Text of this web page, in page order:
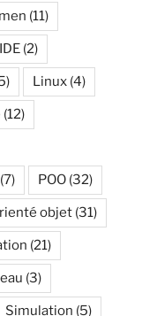
(11)
IDE (2)
Linux (4)
(12)
(7) POO (32)
objet (31)
(21)
(3)
Simulation (5)